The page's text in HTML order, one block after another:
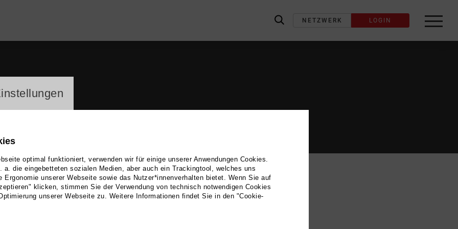
label_search
NETZWERK LOGIN
Riessler
optimal funktioniert, verwenden wir für einige unserer Anwendungen Cookies.
a. die eingebetteten sozialen Medien, aber auch ein Trackingtool, welches uns
Ergonomie unserer Webseite sowie das Nutzer*innenverhalten bietet. Wenn Sie auf
klicken, stimmen Sie der Verwendung von technisch notwendigen Cookies
unserer Webseite zu. Weitere Informationen findet Sie in den "Cookie-